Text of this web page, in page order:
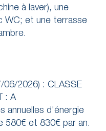
à laver), une
WC; et une terrasse
06/2026) : CLASSE
: A
annuelles d'énergie
580€ et 830€ par an.